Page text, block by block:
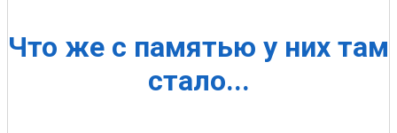
Что же с памятью у них там
стало...